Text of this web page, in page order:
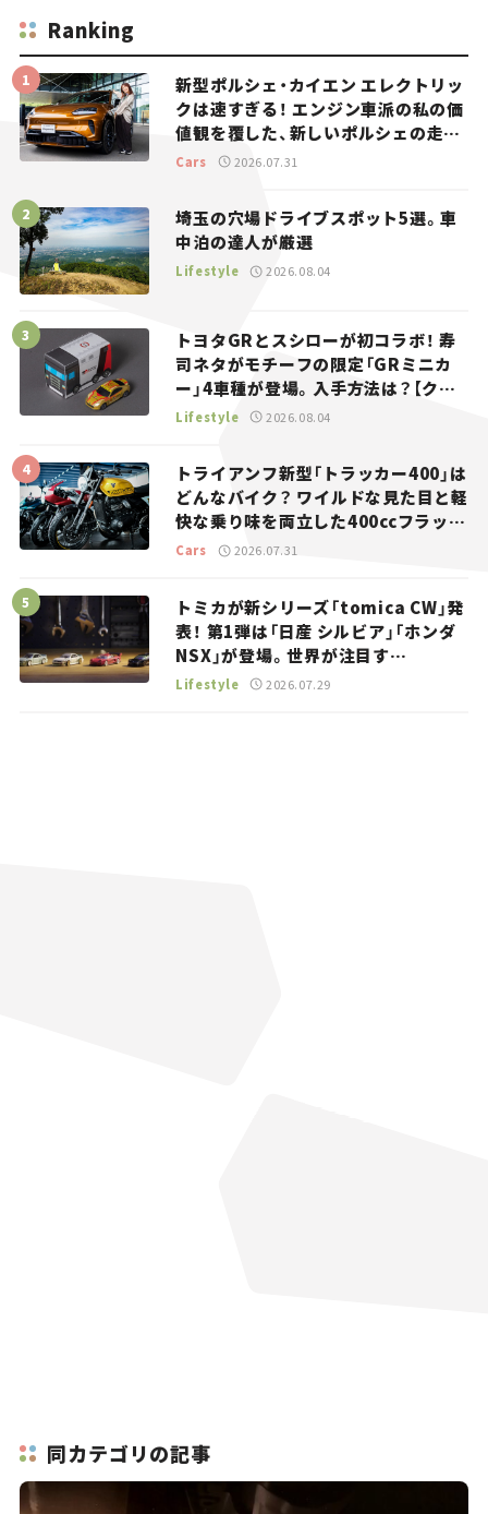
Ranking
新型ポルシェ・カイエン エレクトリッ
クは速すぎる！ エンジン車派の私の価
値観を覆した、新しいポルシェの走
り。
Cars 2026.07.31
埼玉の穴場ドライブスポット5選。車
中泊の達人が厳選
Lifestyle 2026.08.04
トヨタGRとスシローが初コラボ！ 寿
司ネタがモチーフの限定「GRミニカ
ー」4車種が登場。入手方法は？【クル
マとホビー】
Lifestyle 2026.08.04
トライアンフ新型「トラッカー400」は
どんなバイク？ ワイルドな見た目と軽
快な乗り味を両立した400ccフラット
トラッカー【試乗レビュー】
Cars 2026.07.31
トミカが新シリーズ「tomica CW」発
表！ 第1弾は「日産 シルビア」「ホンダ
NSX」が登場。世界が注目す
る“JDM”に焦点【クルマとホビー】
Lifestyle 2026.07.29
同カテゴリの記事